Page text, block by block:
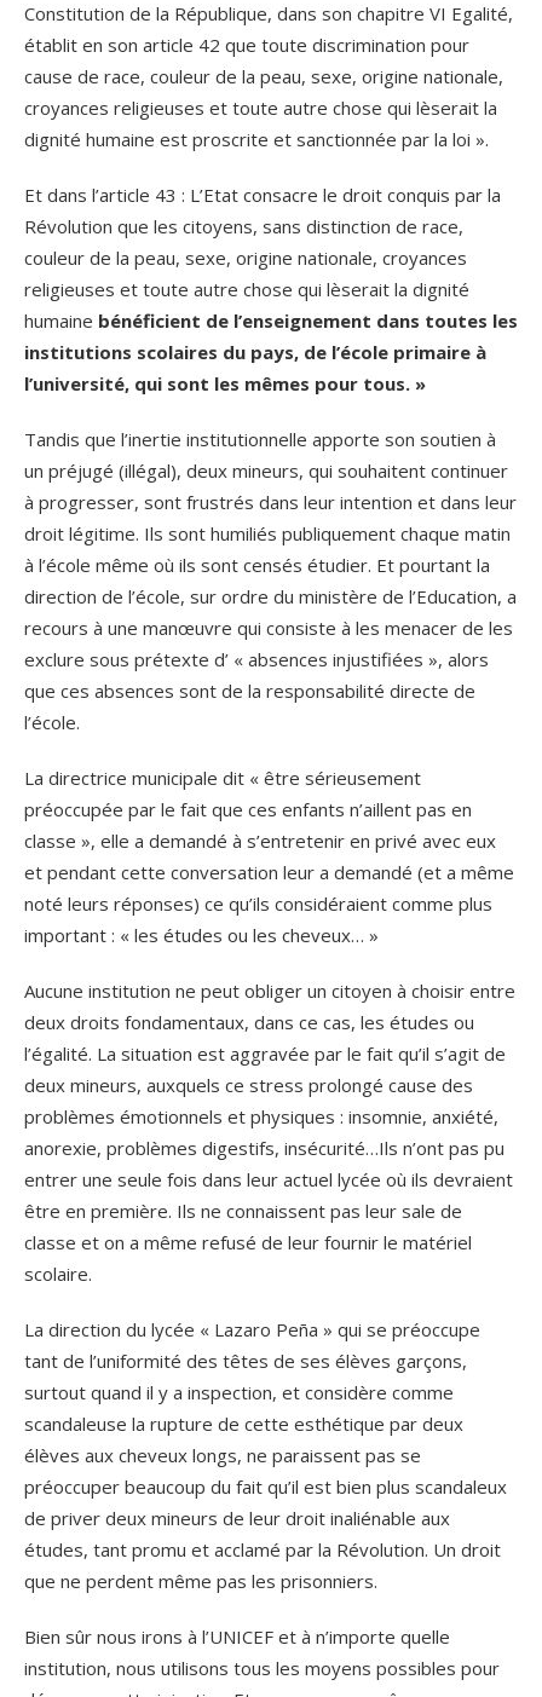
Constitution de la République, dans son chapitre VI Egalité,
établit en son article 42 que toute discrimination pour
cause de race, couleur de la peau, sexe, origine nationale,
croyances religieuses et toute autre chose qui lèserait la
dignité humaine est proscrite et sanctionnée par la loi ».
Et dans l’article 43 : L’Etat consacre le droit conquis par la
Révolution que les citoyens, sans distinction de race,
couleur de la peau, sexe, origine nationale, croyances
religieuses et toute autre chose qui lèserait la dignité
humaine bénéficient de l’enseignement dans toutes les
institutions scolaires du pays, de l’école primaire à
l’université, qui sont les mêmes pour tous. »
Tandis que l’inertie institutionnelle apporte son soutien à
un préjugé (illégal), deux mineurs, qui souhaitent continuer
à progresser, sont frustrés dans leur intention et dans leur
droit légitime. Ils sont humiliés publiquement chaque matin
à l’école même où ils sont censés étudier. Et pourtant la
direction de l’école, sur ordre du ministère de l’Education, a
recours à une manœuvre qui consiste à les menacer de les
exclure sous prétexte d’ « absences injustifiées », alors
que ces absences sont de la responsabilité directe de
l’école.
La directrice municipale dit « être sérieusement
préoccupée par le fait que ces enfants n’aillent pas en
classe », elle a demandé à s’entretenir en privé avec eux
et pendant cette conversation leur a demandé (et a même
noté leurs réponses) ce qu’ils considéraient comme plus
important : « les études ou les cheveux… »
Aucune institution ne peut obliger un citoyen à choisir entre
deux droits fondamentaux, dans ce cas, les études ou
l’égalité. La situation est aggravée par le fait qu’il s’agit de
deux mineurs, auxquels ce stress prolongé cause des
problèmes émotionnels et physiques : insomnie, anxiété,
anorexie, problèmes digestifs, insécurité…Ils n’ont pas pu
entrer une seule fois dans leur actuel lycée où ils devraient
être en première. Ils ne connaissent pas leur sale de
classe et on a même refusé de leur fournir le matériel
scolaire.
La direction du lycée « Lazaro Peña » qui se préoccupe
tant de l’uniformité des têtes de ses élèves garçons,
surtout quand il y a inspection, et considère comme
scandaleuse la rupture de cette esthétique par deux
élèves aux cheveux longs, ne paraissent pas se
préoccuper beaucoup du fait qu’il est bien plus scandaleux
de priver deux mineurs de leur droit inaliénable aux
études, tant promu et acclamé par la Révolution. Un droit
que ne perdent même pas les prisonniers.
Bien sûr nous irons à l’UNICEF et à n’importe quelle
institution, nous utilisons tous les moyens possibles pour